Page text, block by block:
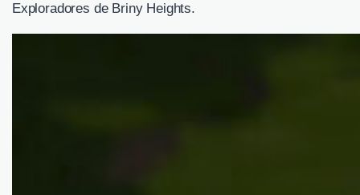
Exploradores de Briny Heights.